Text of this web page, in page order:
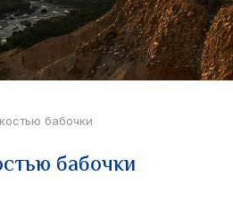
бабочки
бабочки